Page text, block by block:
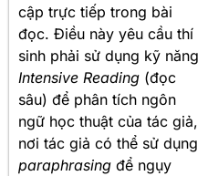
cập trực tiếp trong bài
đọc. Điều này yêu cầu thí
sinh phải sử dụng kỹ năng
Intensive Reading (đọc
sâu) để phân tích ngôn
ngữ học thuật của tác giả,
nơi tác giả có thể sử dụng
paraphrasing để ngụy